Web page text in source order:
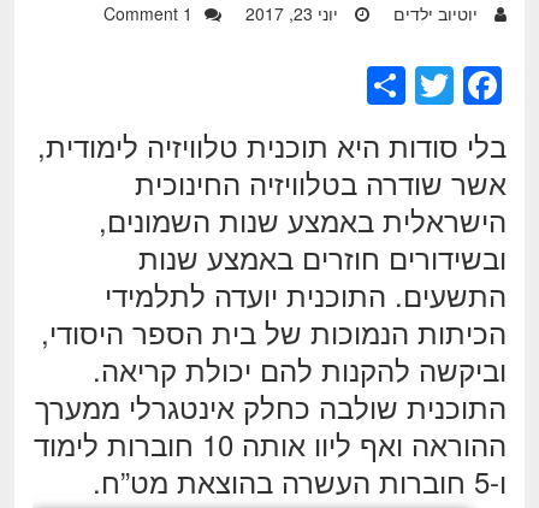
יוטיוב ילדים יוני 23, 2017 1 Comment
F
c
e
b
o
o
k
T
tt
er
ar
e
בלי סודות היא תוכנית טלוויזיה לימודית,
אשר שודרה בטלוויזיה החינוכית
הישראלית באמצע שנות השמונים,
ובשידורים חוזרים באמצע שנות
התשעים. התוכנית יועדה לתלמידי
הכיתות הנמוכות של בית הספר היסודי,
וביקשה להקנות להם יכולת קריאה.
התוכנית שולבה כחלק אינטגרלי ממערך
ההוראה ואף ליוו אותה 10 חוברות לימוד
ו-5 חוברות העשרה בהוצאת מט”ח.